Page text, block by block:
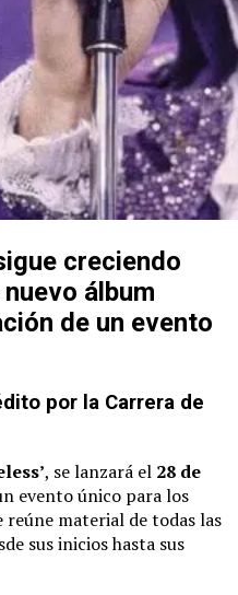
creciendo
álbum
de un evento
por la Carrera de
, se lanzará el 28 de
evento único para los
material de todas las
sus inicios hasta sus